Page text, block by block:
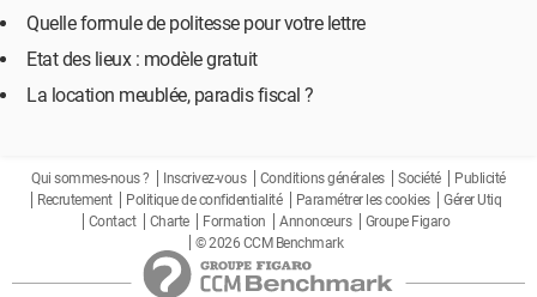
Quelle formule de politesse pour votre lettre
Etat des lieux : modèle gratuit
La location meublée, paradis fiscal ?
Qui sommes-nous ? Inscrivez-vous Conditions générales Société
Publicité
Recrutement
Politique de confidentialité Paramétrer les cookies
Gérer Utiq
Contact
Charte Formation Annonceurs
Groupe Figaro
© 2026 CCM Benchmark